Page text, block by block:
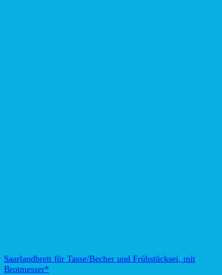
Saarlandbrett für Tasse/Becher und Frühstücksei, mit
Brotmesser*